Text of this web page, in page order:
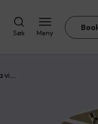
Søk Meny
vi…